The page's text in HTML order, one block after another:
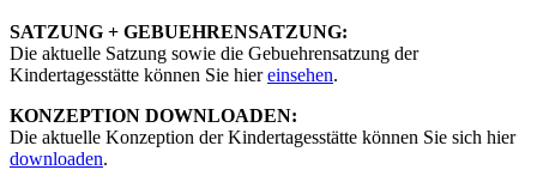
SATZUNG + GEBUEHRENSATZUNG:
Die aktuelle Satzung sowie die Gebuehrensatzung der
Kindertagesstätte können Sie hiereinsehen.
KONZEPTION DOWNLOADEN:
Die aktuelle Konzeption der Kindertagesstätte können Sie sich hier
downloaden.